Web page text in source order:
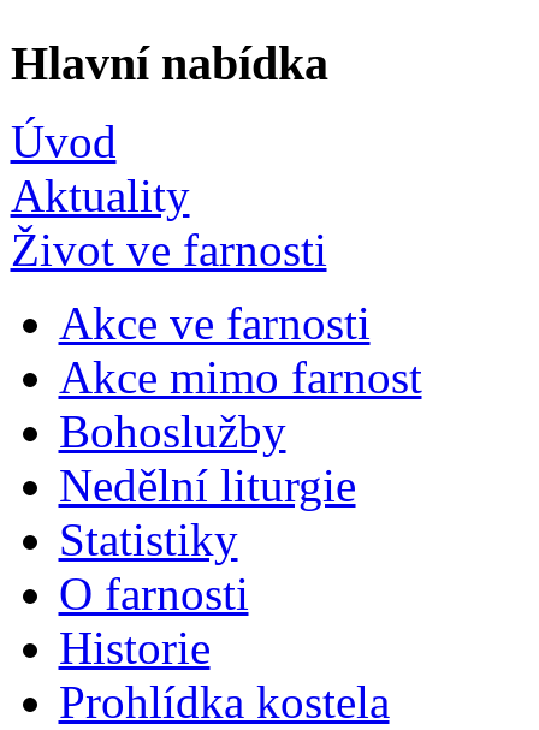
Hlavní nabídka
Úvod
Aktuality
Život ve farnosti
Akce ve farnosti
Akce mimo farnost
Bohoslužby
Nedělní liturgie
Statistiky
O farnosti
Historie
Prohlídka kostela